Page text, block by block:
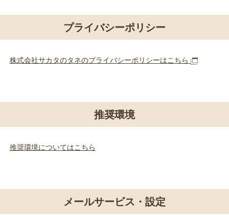
プライバシーポリシー
株式会社サカタのタネのプライバシーポリシーはこちら
推奨環境
推奨環境についてはこちら
メールサービス・設定